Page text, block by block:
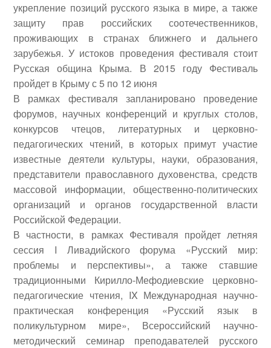
укрепление позиций русского языка в мире, а также
защиту прав российских соотечественников,
проживающих в странах ближнего и дальнего
зарубежья. У истоков проведения фестиваля стоит
Русская община Крыма. В 2015 году Фестиваль
пройдет в Крыму с 5 по 12 июня
В рамках фестиваля запланировано проведение
форумов, научных конференций и круглых столов,
конкурсов чтецов, литературных и церковно-
педагогических чтений, в которых примут участие
известные деятели культуры, науки, образования,
представители православного духовенства, средств
массовой информации, общественно-политических
организаций и органов государственной власти
Российской Федерации.
В частности, в рамках Фестиваля пройдет летняя
сессия I Ливадийского форума «Русский мир:
проблемы и перспективы», а также ставшие
традиционными Кирилло-Мефодиевские церковно-
педагогические чтения, IX Международная научно-
практическая конференция «Русский язык в
поликультурном мире», Всероссийский научно-
методический семинар преподавателей русского